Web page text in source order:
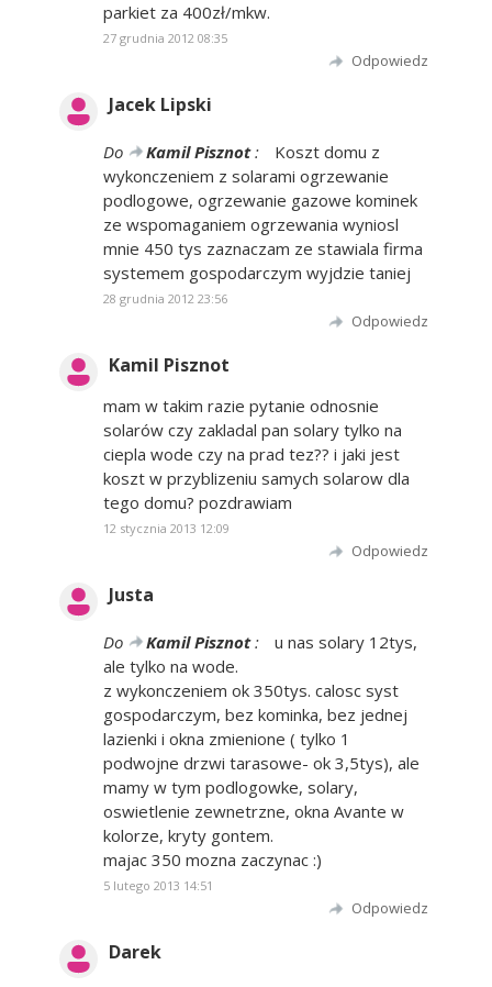
parkiet za 400zł/mkw.
27 grudnia 2012 08:35
Odpowiedz
Jacek Lipski
Do Kamil Pisznot:
Koszt domu z
wykonczeniem z solarami ogrzewanie
podlogowe, ogrzewanie gazowe kominek
ze wspomaganiem ogrzewania wyniosl
mnie 450 tys zaznaczam ze stawiala firma
systemem gospodarczym wyjdzie taniej
28 grudnia 2012 23:56
Odpowiedz
Kamil Pisznot
mam w takim razie pytanie odnosnie
solarów czy zakladal pan solary tylko na
ciepla wode czy na prad tez?? i jaki jest
koszt w przyblizeniu samych solarow dla
tego domu? pozdrawiam
12 stycznia 2013 12:09
Odpowiedz
Justa
Do Kamil Pisznot:
u nas solary 12tys,
ale tylko na wode.
z wykonczeniem ok 350tys. calosc syst
gospodarczym, bez kominka, bez jednej
lazienki i okna zmienione ( tylko 1
podwojne drzwi tarasowe- ok 3,5tys), ale
mamy w tym podlogowke, solary,
oswietlenie zewnetrzne, okna Avante w
kolorze, kryty gontem.
majac 350 mozna zaczynac :)
5 lutego 2013 14:51
Odpowiedz
Darek